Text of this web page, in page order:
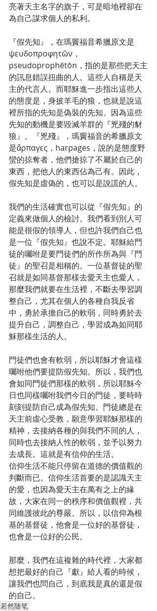
亮著天主名字的旗子，可是暗地裡卻在
為自己謀求個人的私利。
『假先知』，在瑪竇福音希臘原文是
ψευδοπροφητῶν，
pseudoprophētōn，指的是那些把天主
的訊息錯誤扭曲的人。這些人自稱是天
主的代言人。而耶穌進一步指出這些人
的態度是，身披羊毛的狼，也就是說這
裡所指的先知是偽裝的先知。因為這些
先知的動機是要毀滅羊群的『兇殘的豺
狼』。『兇殘』，瑪竇福音的希臘原文
是ἅρπαγες，harpages，說的是態度野
蠻的掠奪者，他們搶掠了不屬於自己的
東西，把他人的東西佔為己有。因此，
假先知是虛偽的，也可以是說謊的人。
我們的生活確實也可以從『假先知』的
定義來做個人的檢討。我們看到別人可
能是很假的領導人，但也許我們自己也
是一位『假先知』也說不定。耶穌給門
徒的囑咐是要門徒們的所作所為與『門
徒』的聖召是相稱的。一位基督徒的聖
召就是如同基督那樣去愛天主也愛人，
那麼我們就要在生活裡，不斷去學習調
整自己，尤其在個人的各種自我反省
中，勇於承擔自己的軟弱，同時勇於去
提升自己，調整自己，學習成為如同耶
穌那樣生活的人。
門徒們也會有軟弱，所以耶穌才會這樣
囑咐他們要提防假先知。所以，我們也
會如同門徒們那樣的軟弱，所以耶穌今
日也同樣囑咐我們今日的門徒，要時時
刻刻提防自己成為假先知。門徒總是在
天主前虛心受教，願意學習耶穌那樣的
精神，去接納各種的與我們不同的人，
同時也去接納人性的軟弱，並予以努力
去成長。這就是有信仰的生活。
信仰生活不能只停留在道德的價值觀的
判斷而已。信仰生活首要的是認識天主
的愛，也因為愛天主在萬有之上的緣
故，大家在同一的秩序和價值觀裡，共
同維護彼此的尊嚴。所以，以信仰為根
基的基督徒，他會是一位好的基督徒，
也會是一位好的公民。
那麼，我們在這複雜的時代裡，大家都
想把最好的自己『獻』給人看的時候，
讓我們也問自己，到底我是真的還是假
的自己。
若然随笔